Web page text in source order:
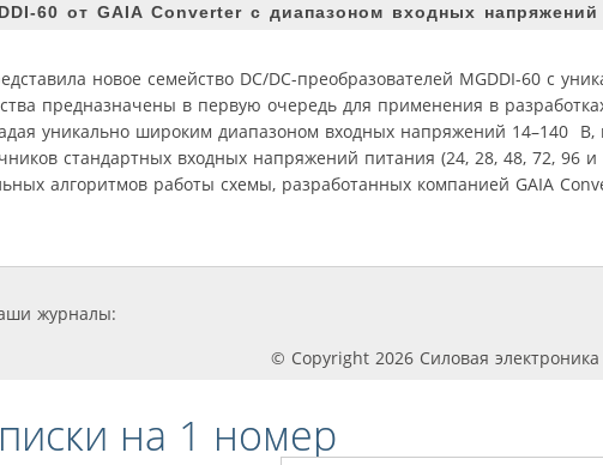
60 от GAIA Converter с диапазоном входных напряжений
новое семейство DC/DC-преобразователей MGDDI-60 с
предназначены в первую очередь для применения в
уникально широким диапазоном входных напряжений 14–140 В,
стандартных входных напряжений питания (24, 28, 48, 72, 96
алгоритмов работы схемы, разработанных компанией GAIA
журналы:
© Copyright 2026 Силовая электроника
на 1 номер